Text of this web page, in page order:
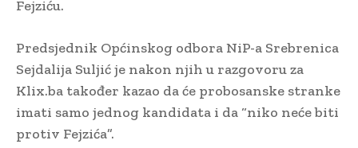
Fejziću.
Predsjednik Općinskog odbora NiP-a Srebrenica
Sejdalija Suljić je nakon njih u razgovoru za
Klix.ba također kazao da će probosanske stranke
imati samo jednog kandidata i da “niko neće biti
protiv Fejzića”.